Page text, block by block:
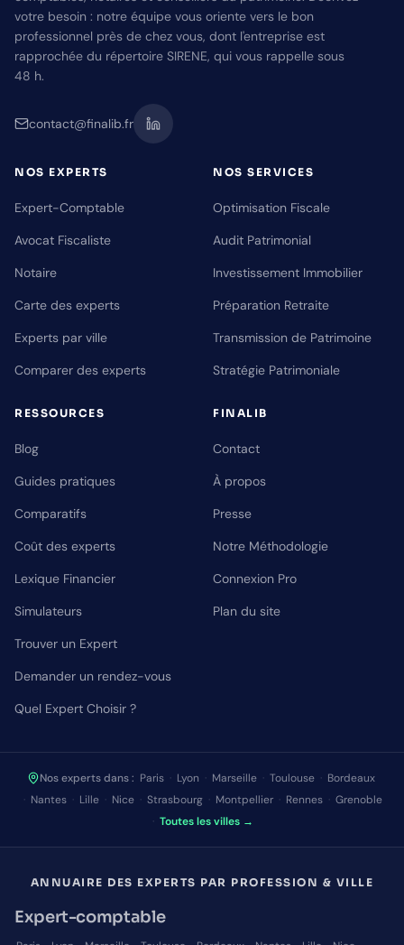
votre besoin : notre équipe vous oriente vers le bon
professionnel près de chez vous, dont l'entreprise est
rapprochée du répertoire SIRENE, qui vous rappelle sous
48 h.
contact@finalib.fr
NOS EXPERTS
Expert-Comptable
Avocat Fiscaliste
Notaire
Carte des experts
Experts par ville
Comparer des experts
NOS SERVICES
Optimisation Fiscale
Audit Patrimonial
Investissement Immobilier
Préparation Retraite
Transmission de Patrimoine
Stratégie Patrimoniale
RESSOURCES
Blog
Guides pratiques
Comparatifs
Coût des experts
Lexique Financier
Simulateurs
Trouver un Expert
Demander un rendez-vous
Quel Expert Choisir ?
FINALIB
Contact
À propos
Presse
Notre Méthodologie
Connexion Pro
Plan du site
Nos experts dans : Paris · Lyon · Marseille · Toulouse · Bordeaux
· Nantes · Lille · Nice · Strasbourg · Montpellier · Rennes · Grenoble
· Toutes les villes →
ANNUAIRE DES EXPERTS PAR PROFESSION & VILLE
Expert-comptable